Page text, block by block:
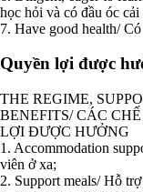
học hỏi và có đầu óc cải
7. Have good health/
Quyền lợi được
THE REGIME,
BENEFITS/ CÁC
LỢI ĐƯỢC HƯỞNG
1. Accommodation
viên ở xa;
2. Support meals/ Hỗ